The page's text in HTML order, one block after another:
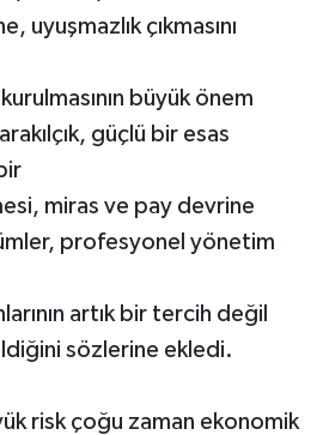
uyuşmazlık çıkmasını
büyük önem
güçlü bir esas
miras ve pay devrine
profesyonel yönetim
artık bir tercih değil
sözlerine ekledi.
risk çoğu zaman ekonomik